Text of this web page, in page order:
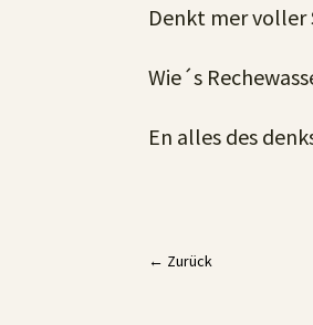
Denkt mer voller
Wie´s
En alles des
← Zurück